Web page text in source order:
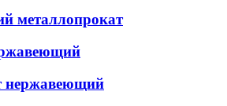
металлопрокат
нержавеющий